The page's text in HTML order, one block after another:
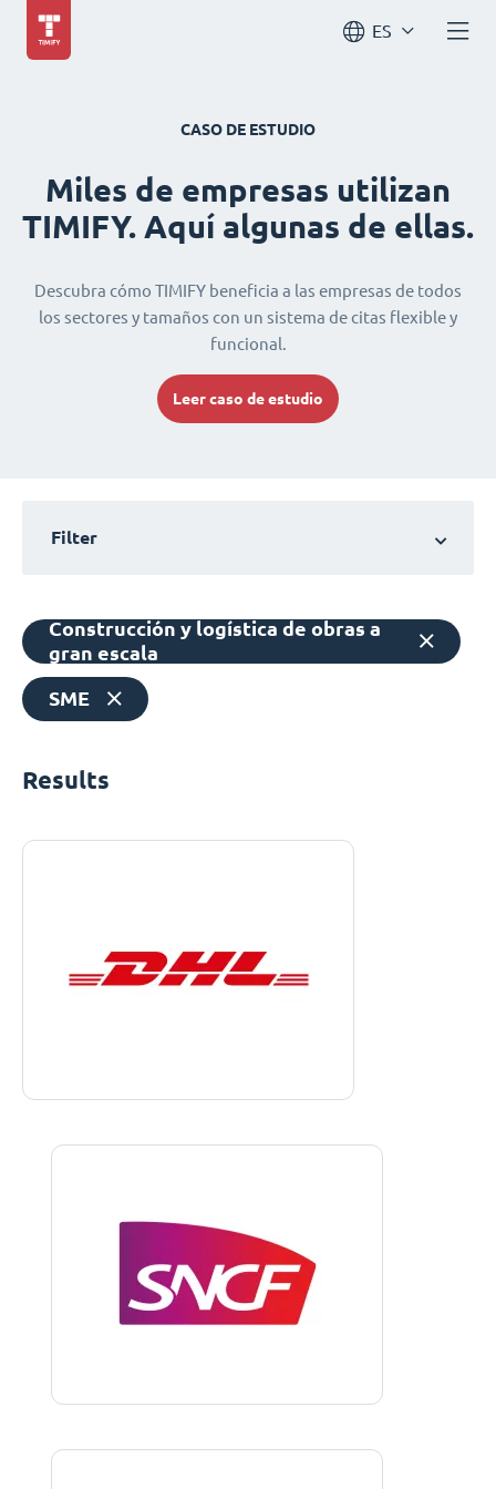
ES
CASO DE ESTUDIO
Miles de empresas utilizan
TIMIFY. Aquí algunas de ellas.
Descubra cómo TIMIFY beneficia a las empresas de todos
los sectores y tamaños con un sistema de citas flexible y
funcional.
Leer caso de estudio
Filter
Construcción y logística de obras a
gran escala
SME
Results